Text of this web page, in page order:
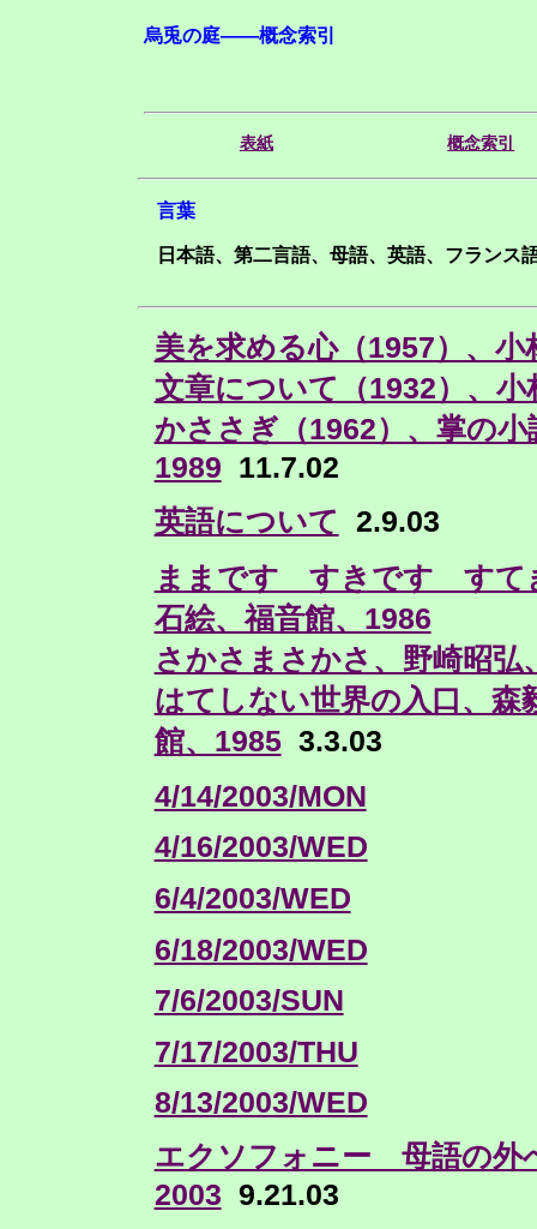
烏兎の庭——概念索引
表紙 概念索引
言葉
日本語、第二言語、母語、英語、フランス
美を求める心（1957）、
文章について（1932）、
かささぎ（1962）、掌の
1989 11.7.02
英語について 2.9.03
ままです すきです すて
石絵、福音館、1986
さかさまさかさ、野崎昭弘
はてしない世界の入口、森
館、19853.3.03
4/14/2003/MON
4/16/2003/WED
6/4/2003/WED
6/18/2003/WED
7/6/2003/SUN
7/17/2003/THU
8/13/2003/WED
エクソフォニー 母語の外
2003 9.21.03